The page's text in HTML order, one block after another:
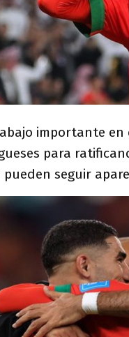
importante en
para
pueden seguir